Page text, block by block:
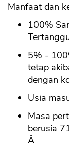
Manfaat dan
100%
5% -
tetap
dengan
Usia
Masa
berusia
Â